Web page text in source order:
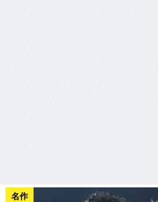
名作